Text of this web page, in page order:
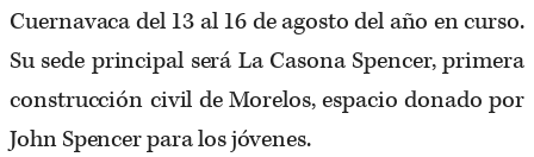
Cuernavaca del 13 al 16 de agosto del año en curso.
Su sede principal será La Casona Spencer, primera
construcción civil de Morelos, espacio donado por
John Spencer para los jóvenes.